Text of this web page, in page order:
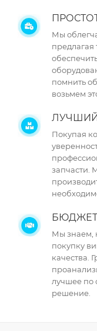
Мы
помнить
возьмем
Покупая
запчасти.
Мы знаем,
покупку
качества.
лучшее по
решение.